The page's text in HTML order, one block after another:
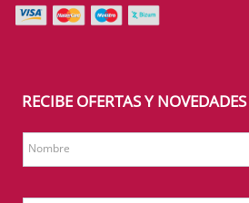
RECIBE OFERTAS Y NOVEDADES
Nombre